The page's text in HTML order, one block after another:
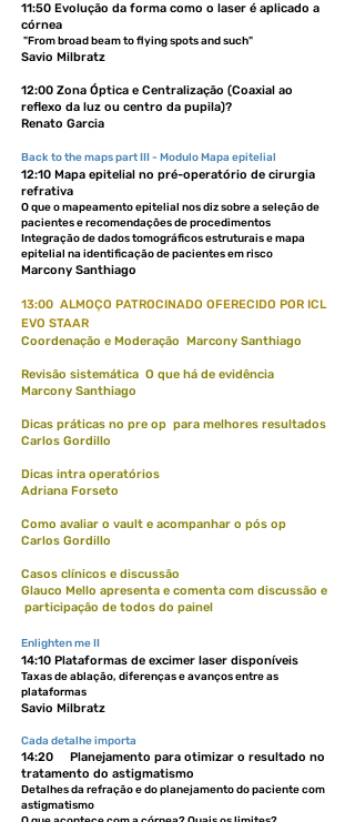
11:50 Evolução da forma como o laser é aplicado a
córnea
"From broad beam to flying spots and such"
Savio Milbratz
12:00 Zona Óptica e Centralização (Coaxial ao
reflexo da luz ou centro da pupila)?
Renato Garcia
Back to the maps part III - Modulo Mapa epitelial
12:10 Mapa epitelial no pré-operatório de cirurgia
refrativa
O que o mapeamento epitelial nos diz sobre a seleção de
pacientes e recomendações de procedimentos
Integração de dados tomográficos estruturais e mapa
epitelial na identificação de pacientes em risco
Marcony Santhiago​
13:00 ALMOÇO PATROCINADO OFERECIDO POR ICL
EVO STAAR
Coordenação e Moderação Marcony Santhiago
Revisão sistemática O que há de evidência
Marcony Santhiago
Dicas práticas no pre op para melhores resultados
Carlos Gordillo
Dicas intra operatórios
Adriana Forseto
Como avaliar o vault e acompanhar o pós op
Carlos Gordillo
Casos clínicos e discussão
Glauco Mello apresenta e comenta com discussão e
participação de todos do painel
Enlighten me II
14:10 Plataformas de excimer laser disponíveis
Taxas de ablação, diferenças e avanços entre as
plataformas
Savio Milbratz
Cada detalhe importa
14:20 Planejamento para otimizar o resultado no
tratamento do astigmatismo
Detalhes da refração e do planejamento do paciente com
astigmatismo